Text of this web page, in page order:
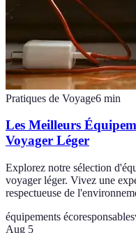
Pratiques de Voyage6 min
Les Meilleurs
Voyager Léger
Explorez notre sélection
voyager léger. Vivez une
respectueuse de
équipements écoresponsables
Aug 5